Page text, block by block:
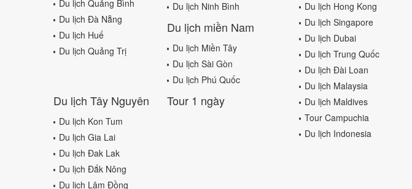
Du lịch Quảng Bình
Du lịch Đà Nẵng
Du lịch Huế
Du lịch Quảng Trị
Du lịch Ninh Bình
Du lịch miền Nam
Du lịch Miền Tây
Du lịch Sài Gòn
Du lịch Phú Quốc
Du lịch Tây Nguyên
Du lịch Kon Tum
Du lịch Gia Lai
Du lịch Đak Lak
Du lịch Đắk Nông
Du lịch Lâm Đồng
Tour 1 ngày
Du lịch Hong Kong
Du lịch Singapore
Du lịch Dubai
Du lịch Trung Quốc
Du lịch Đài Loan
Du lịch Malaysia
Du lịch Maldives
Tour Campuchia
Du lịch Indonesia